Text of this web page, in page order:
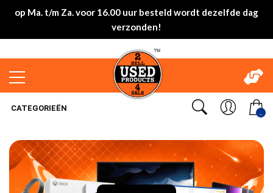
op Ma. t/m Za. voor 16.00 uur besteld wordt dezelfde dag
verzonden!
..
CATEGORIEËN